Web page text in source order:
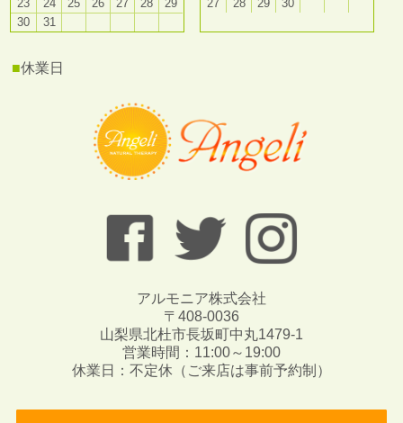
23
24 25 26 27 28
29
30
31
27
28 29 30
■休業日
アルモニア株式会社
〒408-0036
山梨県北杜市長坂町中丸1479-1
営業時間：11:00～19:00
休業日：不定休（ご来店は事前予約制）